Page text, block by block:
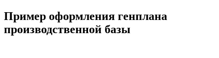
Пример оформления генплана
производственной базы